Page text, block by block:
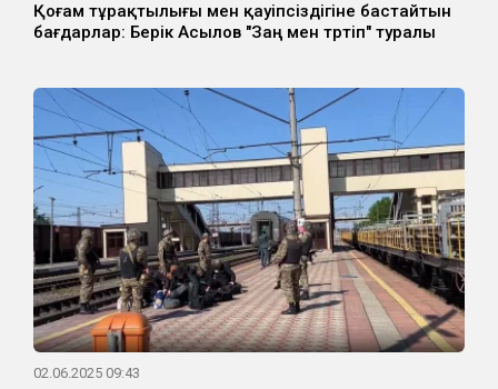
Қоғам тұрақтылығы мен қауіпсіздігіне бастайтын
бағдарлар: Берік Асылов "Заң мен тәртіп" туралы
02.06.2025 09:43